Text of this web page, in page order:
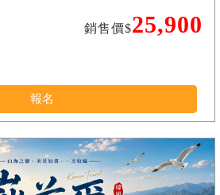
銷售價$25,900
報名